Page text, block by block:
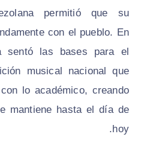
permitió que su
con el pueblo. En
sentó las bases para el
musical nacional que
lo académico, creando
mantiene hasta el día de
hoy.